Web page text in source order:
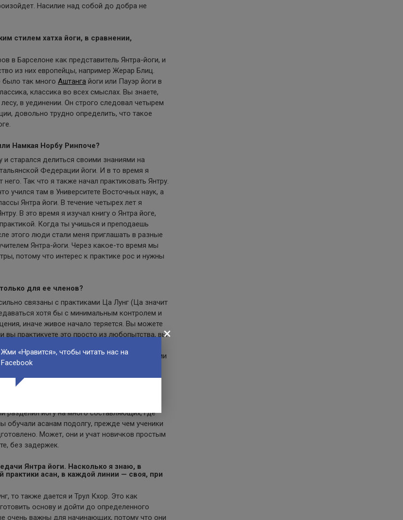
Насилие над собой до добра не
стилем хатха йоги, в сравнении,
в Барселоне как представитель Янтра-йоги, и
из них европейцы, например Жерар Блиц.
было так много Аштанга йоги или Пауэр йоги в
классика во всех смыслах. Вы знаете,
в уединении. Он строго следовал четырем
довольно трудно определить, что такое
Намкая Норбу Ринпоче?
старался делиться своими знаниями на
Федерации йоги. И в то время я
Так что я также начал практиковать Янтру.
учился там в Университете Восточных наук, а
Янтра йоги. В течение четырех лет я
В это время я изучал книгу о Янтра йоге,
Когда ты учишься и преподаешь
этого люди стали меня приглашать в разные
Янтра-йоги. Через какое-то время мы
потому что интерес к практике рос и нужны
для ее членов?
связаны с практиками Ца Лунг (Ца значит
хотя бы с минимальным контролем и
иначе живое начало теряется. Вы можете
практикуете это просто из любопытства, вы
очень хорошая идея, если при этом вы не
учителя, обладающего глубокими
не стала модной на Западе.
на таком же уровне. Делать только
разделил йогу на много составляющих, где
обучали асанам подолгу, прежде чем ученики
Может, они и учат новичков простым
без задержек.
Янтра йоги. Насколько я знаю, в
практики асан, в каждой линии — своя, при
то также дается и Трул Кхор. Это как
основу и дойти до определенного
очень важны для начинающих, потому что они
×
Жми «Нравится», чтобы читать нас на
Facebook